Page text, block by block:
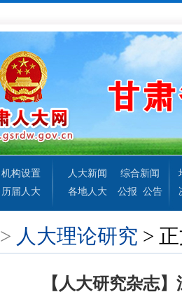
机构设置
历届人大
人大新闻
综合新闻
各地人大
公报 公告
> 人大理论研究 >
【人大研究杂志